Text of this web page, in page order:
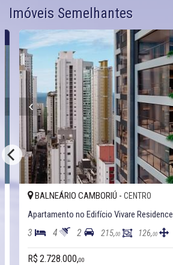
Imóveis Semelhantes
BALNEÁRIO CAMBORIÚ - CENTRO
Apartamento no Edifício Vivare Residence
3 4 2 215,00 126,00
R$ 2.728.000,00